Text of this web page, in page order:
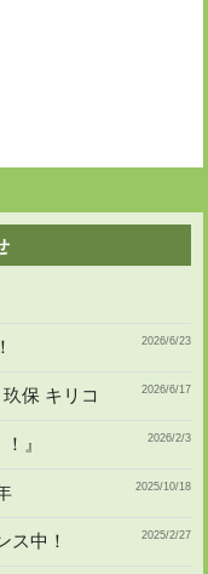
2026/6/23
保 キリコ 2026/6/17
』 2026/2/3
2025/10/18
中！ 2025/2/27